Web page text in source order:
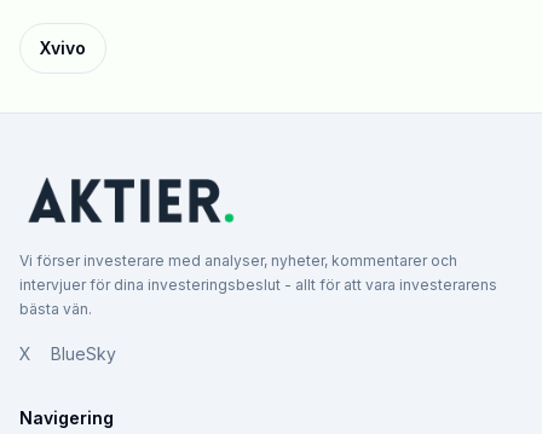
Xvivo
Vi förser investerare med analyser, nyheter, kommentarer och
intervjuer för dina investeringsbeslut - allt för att vara investerarens
bästa vän.
X BlueSky
Navigering